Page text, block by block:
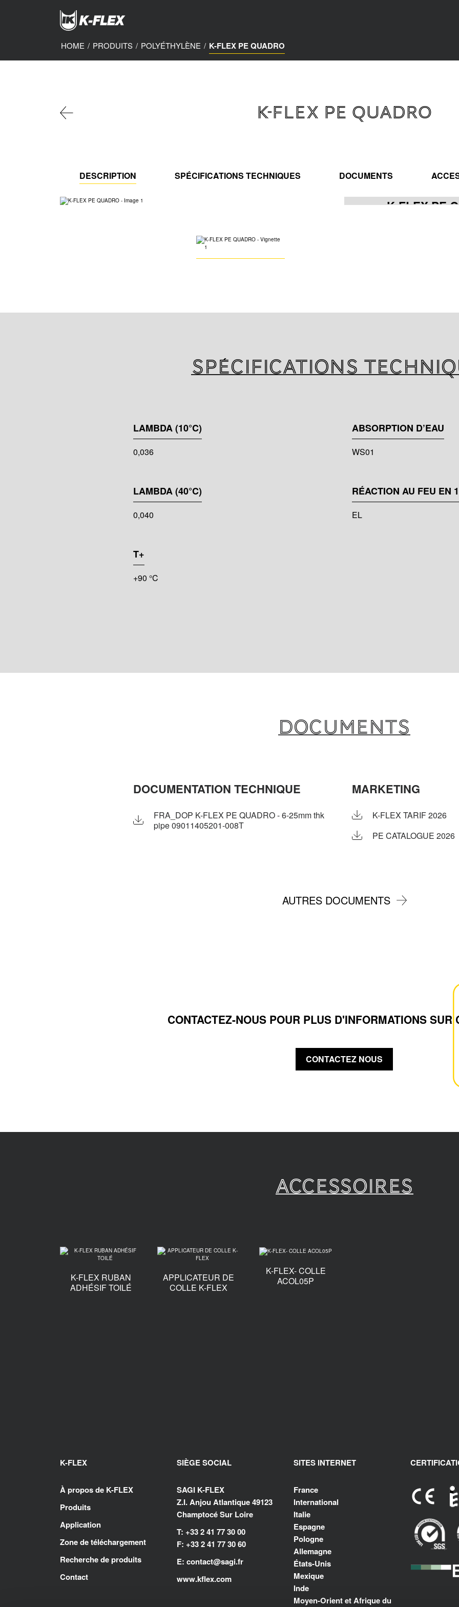
HOME / PRODUITS / POLYÉTHYLÈNE / K-FLEX PE QUADRO
K-FLEX PE QUADRO
DESCRIPTION SPÉCIFICATIONS TECHNIQUES DOCUMENTS
K-FLEX PE
Spécifications
LAMBDA (10°C)
0,036
ABSORPTION D’EAU
WS01
LAMBDA (40°C)
0,040
RÉACTION AU FEU EN
EL
T+
+90 °C
Documents
DOCUMENTATION TECHNIQUE
FRA_DOP K-FLEX PE QUADRO - 6-25mm thk
pipe 09011405201-008T
MARKETING
K-FLEX TARIF 2026
PE CATALOGUE 2026
AUTRES DOCUMENTS
CONTACTEZ-NOUS POUR PLUS D'INFORMATIONS SUR
CONTACTEZ NOUS
Accessoires
K-FLEX RUBAN
ADHÉSIF TOILÉ
APPLICATEUR DE
COLLE K-FLEX
K-FLEX- COLLE
ACOL05P
K-FLEX
À propos de K-FLEX
Produits
Application
Zone de téléchargement
Recherche de produits
Contact
SIÈGE SOCIAL
SAGI K-FLEX
Z.I. Anjou Atlantique 49123
Champtocé Sur Loire
T: +33 2 41 77 30 00
F: +33 2 41 77 30 60
E: contact@sagi.fr
www.kflex.com
SITES INTERNET
France
International
Italie
Espagne
Pologne
Allemagne
États-Unis
Mexique
Inde
Moyen-Orient et Afrique du